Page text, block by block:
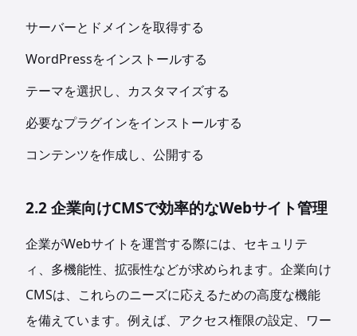
サーバーとドメインを取得する
WordPressをインストールする
テーマを選択し、カスタマイズする
必要なプラグインをインストールする
コンテンツを作成し、公開する
2.2 企業向けCMSで効率的なWebサイト管理
企業がWebサイトを運営する際には、セキュリテ
ィ、多機能性、拡張性などが求められます。企業向け
CMSは、これらのニーズに応えるための高度な機能
を備えています。例えば、アクセス権限の設定、ワー